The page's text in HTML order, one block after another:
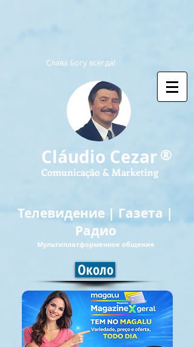
Около
Телевидение | Газета |
Радио
Мультиплатформенное общение
®
Cláudio Cezar
Comunicação & Marketing
Слава Богу всегда!